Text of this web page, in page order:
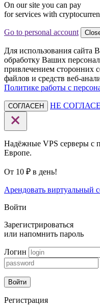
On our site you can pay
for services with
Go to personal account
Для использования сайта
обработку Ваших
привлечением сторонних
файлов и средств веб-
Политике работы с
СОГЛАСЕН НЕ
Надёжные VPS серверы с
Европе.
От 10 ₽ в день!
Арендовать виртуальный
Войти
Зарегистрироваться
или напомнить пароль
Логин
Войти
Регистрация